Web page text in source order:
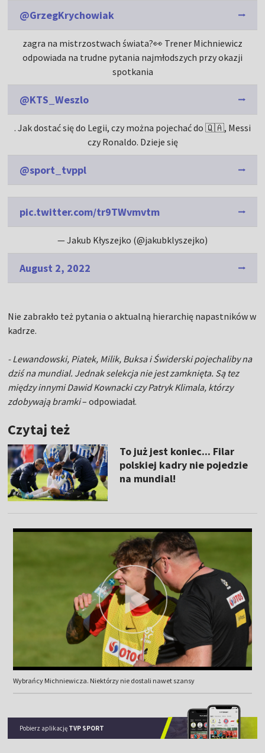
@GrzegKrychowiak
zagra na mistrzostwach świata?👀 Trener Michniewicz
odpowiada na trudne pytania najmłodszych przy okazji
spotkania
@KTS_Weszlo
. Jak dostać się do Legii, czy można pojechać do 🇶🇦, Messi
czy Ronaldo. Dzieje się
@sport_tvppl
pic.twitter.com/tr9TWvmvtm
— Jakub Kłyszejko (@jakubklyszejko)
August 2, 2022
Nie zabrakło też pytania o aktualną hierarchię napastników w
kadrze.
- Lewandowski, Piatek, Milik, Buksa i Świderski pojechaliby na
dziś na mundial. Jednak selekcja nie jest zamknięta. Są tez
między innymi Dawid Kownacki czy Patryk Klimala, którzy
zdobywają bramki– odpowiadał.
Czytaj też
To już jest koniec... Filar
polskiej kadry nie pojedzie
na mundial!
Wybrańcy Michniewicza. Niektórzy nie dostali nawet szansy
Pobierz aplikację TVP SPORT